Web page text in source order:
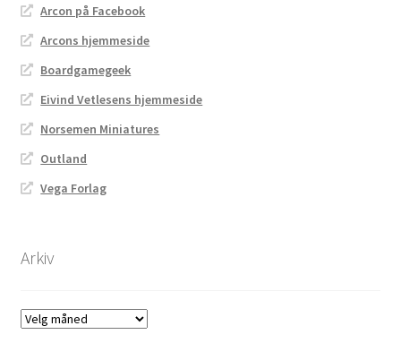
Arcon på Facebook
Arcons hjemmeside
Boardgamegeek
Eivind Vetlesens hjemmeside
Norsemen Miniatures
Outland
Vega Forlag
Arkiv
Arkiv